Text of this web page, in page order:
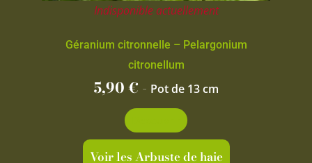
Indisponible actuellement
Géranium citronnelle – Pelargonium
citronellum
5,90€ - Pot de 13 cm
Voir les Arbuste de haie